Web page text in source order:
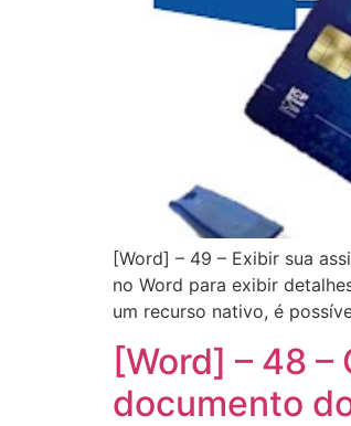
[Word] – 49 – Exibir sua
no Word para exibir
um recurso nativo, é
[Word] – 48
documento